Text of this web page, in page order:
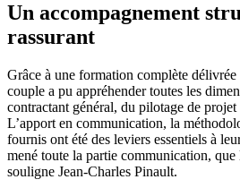
Un accompagnement
rassurant
Grâce à une formation complète délivrée
couple a pu appréhender toutes les
contractant général, du pilotage de
L’apport en communication, la
fournis ont été des leviers essentiels à
mené toute la partie communication, que
souligne Jean-Charles Pinault.